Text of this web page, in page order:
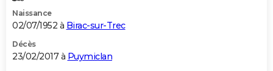
Naissance
02/07/1952 à Birac-sur-Trec
Décès
23/02/2017 à Puymiclan